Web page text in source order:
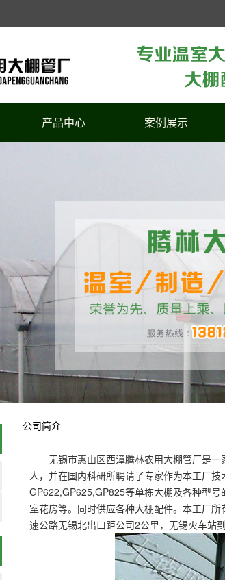
产品中心
养殖大棚
连栋温室大棚配件
草莓大棚
葡萄大棚
蔬菜大棚
案例展示
公司简介
无锡市惠山区西漳腾林农用大棚管厂是
人，并在国内科研所聘请了专家作为本工厂
GP622,GP625,GP825等单栋大棚及各种型号
室花房等。同时供应各种大棚配件。本工厂
速公路无锡北出口距公司2公里，无锡火车站